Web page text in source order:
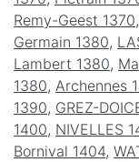
Remy-Geest 1370,
Germain 1380,
Lambert 1380,
1380, Archennes
1390, GREZ-
1400, NIVELLES
Bornival 1404,